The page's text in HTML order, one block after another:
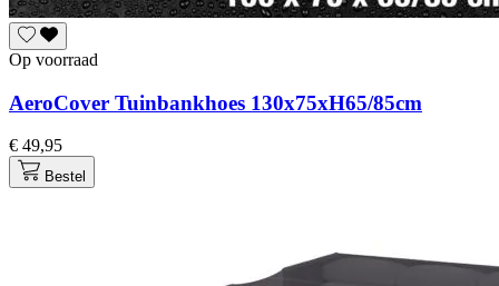
Op voorraad
AeroCover Tuinbankhoes 130x75xH65/85cm
€ 49,95
Bestel